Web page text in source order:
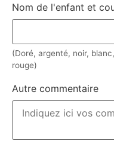
Nom de l'enfant et
(Doré, argenté, noir,
rouge)
Autre commentaire